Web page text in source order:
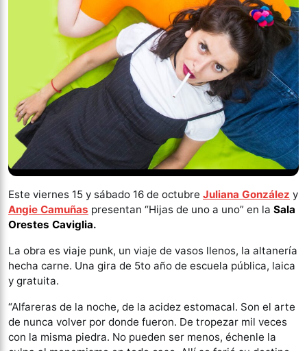
Este viernes 15 y sábado 16 de octubre Juliana González y
Angie Camuñas presentan “Hijas de uno a uno” en la Sala
Orestes Caviglia.
La obra es viaje punk, un viaje de vasos llenos, la altanería
hecha carne. Una gira de 5to año de escuela pública, laica
y gratuita.
“Alfareras de la noche, de la acidez estomacal. Son el arte
de nunca volver por donde fueron. De tropezar mil veces
con la misma piedra. No pueden ser menos, échenle la